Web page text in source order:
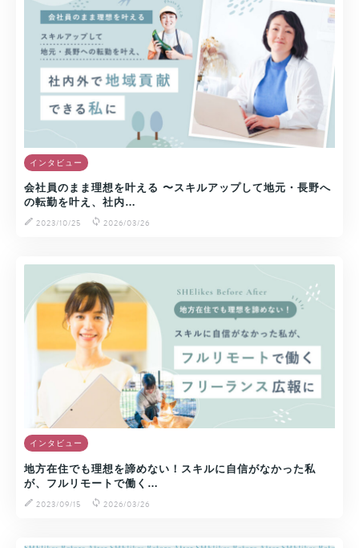
インタビュー
会社員のまま理想を叶える 〜スキルアップして地元・長野へ
の転勤を叶え、社内…
2023/10/25
2026/03/26
インタビュー
地方在住でも理想を諦めない！スキルに自信がなかった私
が、フルリモートで働く…
2023/09/15
2026/03/26